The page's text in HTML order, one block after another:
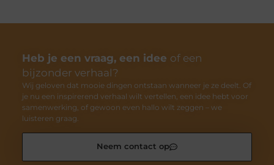
Heb je een vraag, een idee of een
bijzonder verhaal?
Wij geloven dat mooie dingen ontstaan wanneer je ze deelt. Of
je nu een inspirerend verhaal wilt vertellen, een idee hebt voor
samenwerking, of gewoon even hallo wilt zeggen – we
luisteren graag.
Neem contact op